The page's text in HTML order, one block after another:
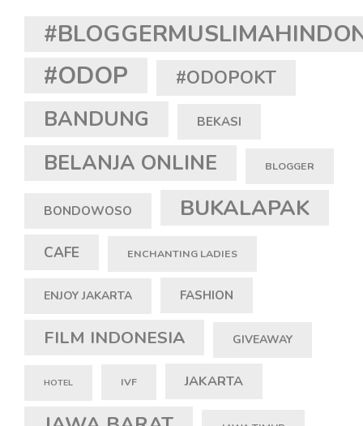
#ODOP #ODOPOKT
BANDUNG BEKASI
BELANJA ONLINE BLOGGER
BONDOWOSO BUKALAPAK
CAFE ENCHANTING LADIES
ENJOY JAKARTA FASHION
FILM INDONESIA GIVEAWAY
HOTEL IVF JAKARTA